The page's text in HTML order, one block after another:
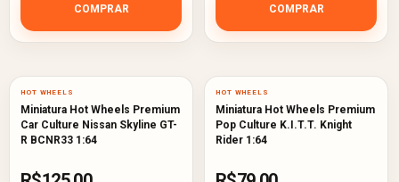
COMPRAR COMPRAR
HOT WHEELS
Miniatura Hot Wheels Premium
Car Culture Nissan Skyline GT-
R BCNR33 1:64
HOT WHEELS
Miniatura Hot Wheels Premium
Pop Culture K.I.T.T. Knight
Rider 1:64